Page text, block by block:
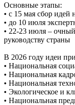
Основные этапы:
• с 15 мая сбор идей
• до 10 июля
• 22-23 июля –
руководству страны
В 2026 году идеи
• Национальная
• Национальная
• Национальная
• Экологическое и
• Национальная